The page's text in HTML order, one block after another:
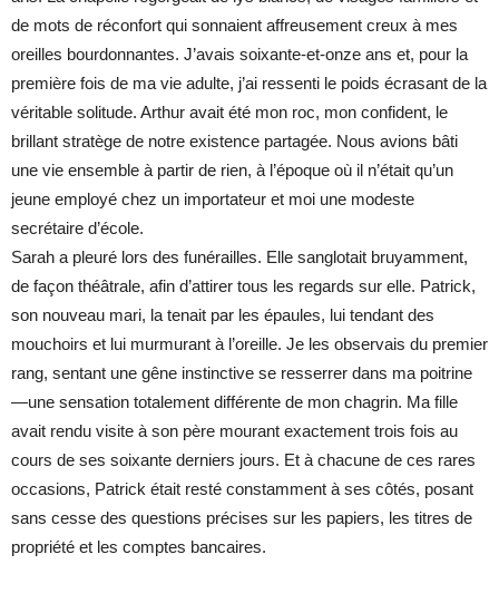
de mots de réconfort qui sonnaient affreusement creux à mes
oreilles bourdonnantes. J’avais soixante-et-onze ans et, pour la
première fois de ma vie adulte, j’ai ressenti le poids écrasant de la
véritable solitude. Arthur avait été mon roc, mon confident, le
brillant stratège de notre existence partagée. Nous avions bâti
une vie ensemble à partir de rien, à l’époque où il n’était qu’un
jeune employé chez un importateur et moi une modeste
secrétaire d’école.
Sarah a pleuré lors des funérailles. Elle sanglotait bruyamment,
de façon théâtrale, afin d’attirer tous les regards sur elle. Patrick,
son nouveau mari, la tenait par les épaules, lui tendant des
mouchoirs et lui murmurant à l’oreille. Je les observais du premier
rang, sentant une gêne instinctive se resserrer dans ma poitrine
—une sensation totalement différente de mon chagrin. Ma fille
avait rendu visite à son père mourant exactement trois fois au
cours de ses soixante derniers jours. Et à chacune de ces rares
occasions, Patrick était resté constamment à ses côtés, posant
sans cesse des questions précises sur les papiers, les titres de
propriété et les comptes bancaires.